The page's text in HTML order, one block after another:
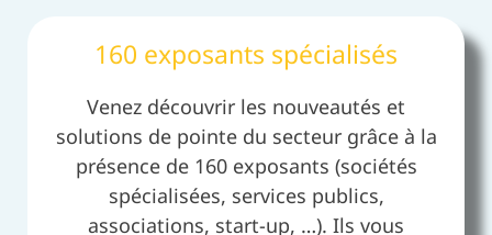
160 exposants spécialisés
Venez découvrir les nouveautés et
solutions de pointe du secteur grâce à la
présence de 160 exposants (sociétés
spécialisées, services publics,
associations, start-up, …). Ils vous